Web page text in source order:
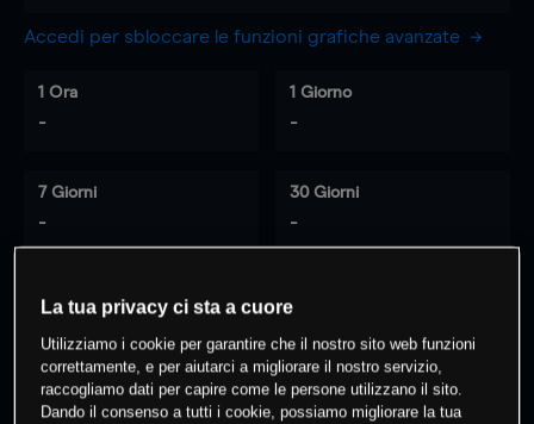
Accedi per sbloccare le funzioni grafiche avanzate
1 Ora
-
1 Giorno
-
7 Giorni
-
30 Giorni
-
% dei clienti hanno posizioni
questo prodotto
La tua privacy ci sta a cuore
Utilizziamo i cookie per garantire che il nostro sito web funzioni
correttamente, e per aiutarci a migliorare il nostro servizio,
raccogliamo dati per capire come le persone utilizzano il sito.
Dando il consenso a tutti i cookie, possiamo migliorare la tua